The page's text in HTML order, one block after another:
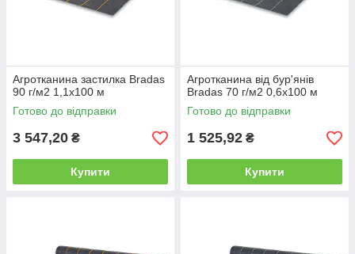
Агротканина застилка Bradas
90 г/м2 1,1х100 м
Готово до відправки
3 547,20 ₴
Купити
Агротканина від бур'янів
Bradas 70 г/м2 0,6х100 м
Готово до відправки
1 525,92 ₴
Купити